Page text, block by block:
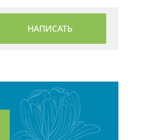
НАПИСАТЬ